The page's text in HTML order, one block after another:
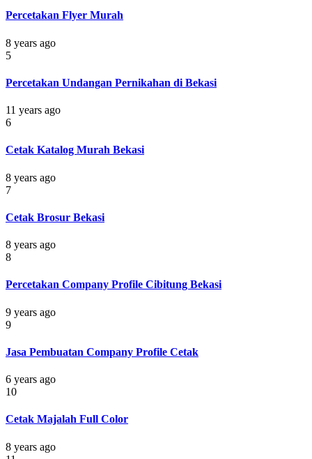
Percetakan Flyer Murah
8 years ago
5
Percetakan Undangan Pernikahan di Bekasi
11 years ago
6
Cetak Katalog Murah Bekasi
8 years ago
7
Cetak Brosur Bekasi
8 years ago
8
Percetakan Company Profile Cibitung Bekasi
9 years ago
9
Jasa Pembuatan Company Profile Cetak
6 years ago
10
Cetak Majalah Full Color
8 years ago